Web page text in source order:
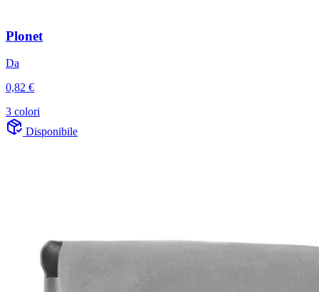
Plonet
Da
0,82 €
3 colori
Disponibile